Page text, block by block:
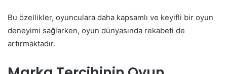
Bu özellikler, oyunculara daha kapsamlı ve keyifli bir oyun
deneyimi sağlarken, oyun dünyasında rekabeti de
artırmaktadır.